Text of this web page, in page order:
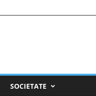
SOCIETATE